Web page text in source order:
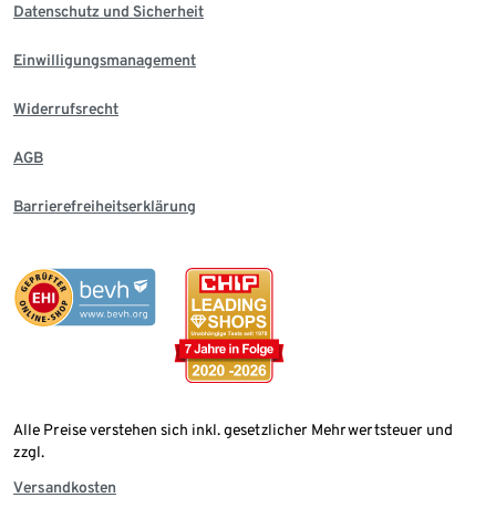
Datenschutz und Sicherheit
Einwilligungsmanagement
Widerrufsrecht
AGB
Barrierefreiheitserklärung
Alle Preise verstehen sich inkl. gesetzlicher Mehrwertsteuer und
zzgl.
Versandkosten